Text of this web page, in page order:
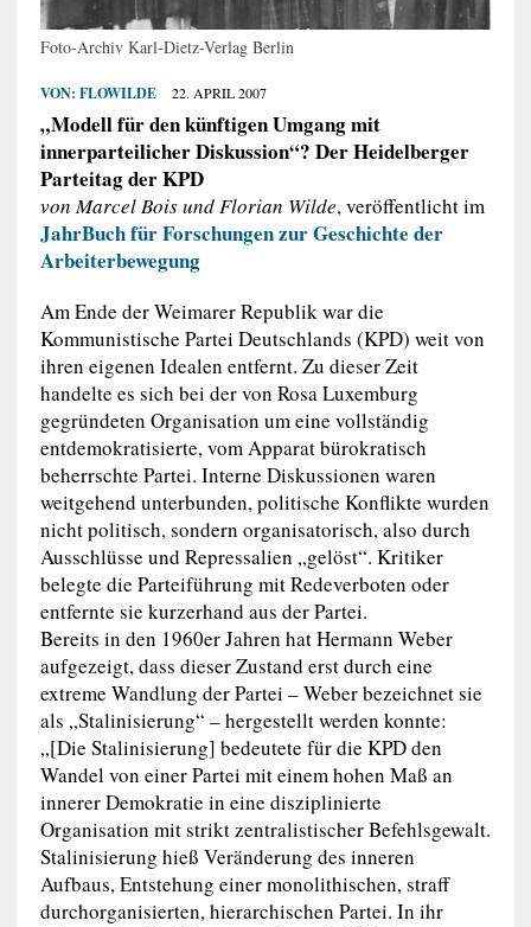
Foto-Archiv Karl-Dietz-Verlag Berlin
VON: FLOWILDE 22. APRIL 2007
„Modell für den künftigen Umgang mit
innerparteilicher Diskussion“? Der Heidelberger
Parteitag der KPD
von Marcel Bois und Florian Wilde, veröffentlicht im
JahrBuch für Forschungen zur Geschichte der
Arbeiterbewegung
Am Ende der Weimarer Republik war die
Kommunistische Partei Deutschlands (KPD) weit von
ihren eigenen Idealen entfernt. Zu dieser Zeit
handelte es sich bei der von Rosa Luxemburg
gegründeten Organisation um eine vollständig
entdemokratisierte, vom Apparat bürokratisch
beherrschte Partei. Interne Diskussionen waren
weitgehend unterbunden, politische Konflikte wurden
nicht politisch, sondern organisatorisch, also durch
Ausschlüsse und Repressalien „gelöst“. Kritiker
belegte die Parteiführung mit Redeverboten oder
entfernte sie kurzerhand aus der Partei.
Bereits in den 1960er Jahren hat Hermann Weber
aufgezeigt, dass dieser Zustand erst durch eine
extreme Wandlung der Partei – Weber bezeichnet sie
als „Stalinisierung“ – hergestellt werden konnte:
„[Die Stalinisierung] bedeutete für die KPD den
Wandel von einer Partei mit einem hohen Maß an
innerer Demokratie in eine disziplinierte
Organisation mit strikt zentralistischer Befehlsgewalt.
Stalinisierung hieß Veränderung des inneren
Aufbaus, Entstehung einer monolithischen, straff
durchorganisierten, hierarchischen Partei. In ihr